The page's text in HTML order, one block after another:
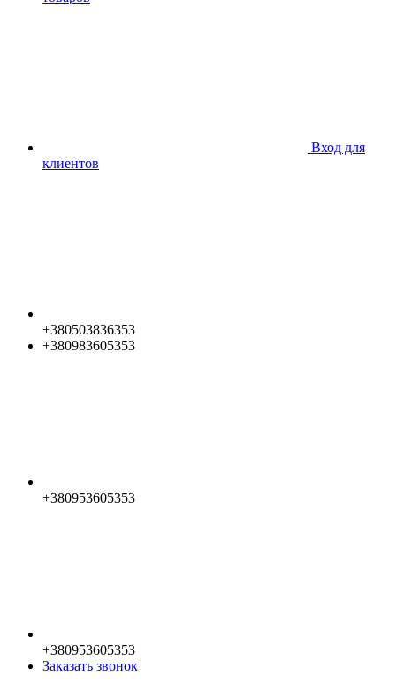
Вход для
клиентов
+380503836353
+380983605353
+380953605353
+380953605353
Заказать звонок